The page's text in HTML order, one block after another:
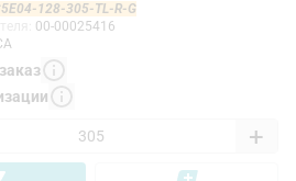
128-305-TL-R-G
00-00025416
+